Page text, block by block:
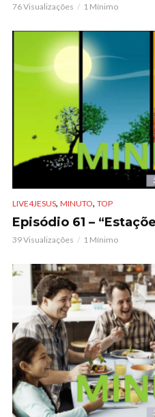
76 Visualizações 1 Mínimo
LIVE4JESUS, MINUTO, TOP
Episódio 61 –
39 Visualizações 1 Mínimo